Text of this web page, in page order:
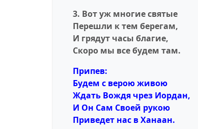
3. Вот уж многие святые
Перешли к тем берегам,
И грядут часы благие,
Скоро мы все будем там.
Припев:
Будем с верою живою
Ждать Вождя чрез Иордан,
И Он Сам Своей рукою
Приведет нас в Ханаан.